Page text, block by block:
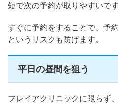
短で次の予約が取りやすいです
すぐに予約をすることで、予
というリスクも防げます。
平日の昼間を狙う
フレイアクリニックに限らず